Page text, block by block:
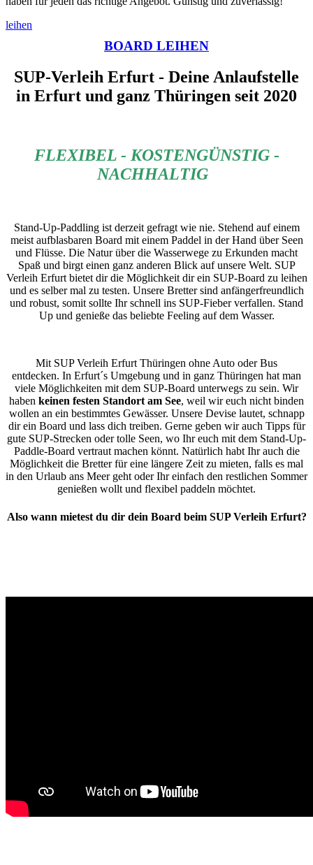
leihen
BOARD LEIHEN
SUP-Verleih Erfurt - Deine Anlaufstelle
in Erfurt und ganz Thüringen seit 2020
FLEXIBEL - KOSTENGÜNSTIG -
NACHHALTIG
Stand-Up-Paddling ist derzeit gefragt wie nie. Stehend auf einem
meist aufblasbaren Board mit einem Paddel in der Hand über Seen
und Flüsse. Die Natur über die Wasserwege zu Erkunden macht
Spaß und birgt einen ganz anderen Blick auf unsere Welt. SUP
Verleih Erfurt bietet dir die Möglichkeit direin SUP-Board zu leihen
und es selber mal zu testen. Unsere Bretter sind anfängerfreundlich
und robust, somit sollte Ihr schnell ins SUP-Fieber verfallen. Stand
Up und genieße das beliebte Feeling auf dem Wasser.
Mit SUP Verleih Erfurt Thüringen ohne Auto oder Bus
entdecken. In Erfurt´s Umgebung und in ganz Thüringen hat man
viele Möglichkeiten mit dem SUP-Board unterwegs zu sein. Wir
haben keinen festen Standort am See, weil wir euch nicht binden
wollen an ein bestimmtes Gewässer. Unsere Devise lautet, schnapp
dir ein Board und lass dich treiben. Gerne geben wir auch Tipps für
gute SUP-Strecken oder tolle Seen, wo Ihr euch mit dem Stand-Up-
Paddle-Board vertraut machen könnt. Natürlich habt Ihr auch die
Möglichkeit die Bretter für eine längere Zeit zu mieten, falls es mal
in den Urlaub ans Meer geht oder Ihr einfach den restlichen Sommer
genießen wollt und flexibel paddeln möchtet.
Also wann mietest du dir dein Board beim SUP Verleih Erfurt?